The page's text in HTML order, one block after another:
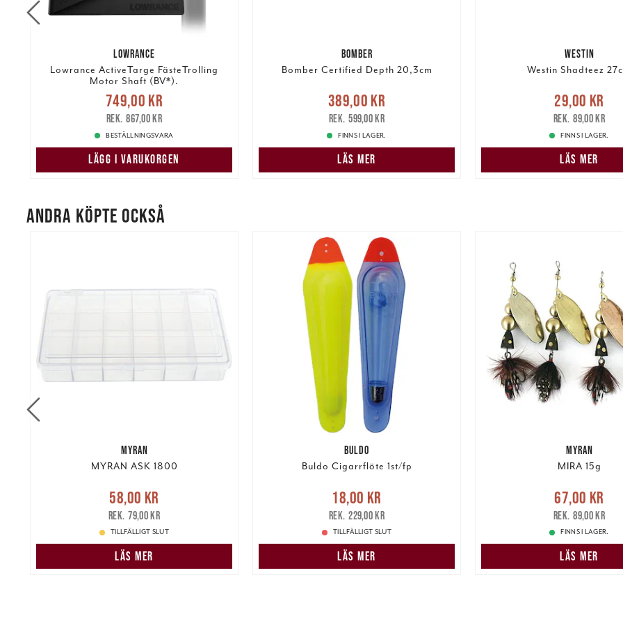
LOWRANCE
Lowrance ActiveTarge FästeTrolling
Motor Shaft (BV*).
Nuvarande pris
Tidigare pris
749,00 kr
867,00 kr
BESTÄLLNINGSVARA
LÄGG I VARUKORGEN
BOMBER
Bomber Certified Depth 20,3cm
Nuvarande pris
Tidigare pris
389,00 kr
599,00 kr
FINNS I LAGER.
LÄS MER
WESTIN
Westin Shadteez
Nuvarande pris:29,00 kr
pris:89,00 kr
29,00 kr
89,00 kr
FINNS I LAGER.
LÄS MER
ANDRA KÖPTE OCKSÅ
MYRAN
MYRAN ASK 1800
Nuvarande pris :58,00 kr
pris: 79,00 kr
58,00 kr
79,00 kr
TILLFÄLLIGT SLUT
LÄS MER
BULDO
Buldo Cigarrflöte 1st/fp
Nuvarande pris :18,00 kr
pris: 229,00 kr
18,00 kr
229,00 kr
TILLFÄLLIGT SLUT
LÄS MER
MYRAN
MIRA 15g
Nuvarande pris :67,00 kr
pris: 89,00 kr
67,00 kr
89,00 kr
FINNS I LAGER.
LÄS MER